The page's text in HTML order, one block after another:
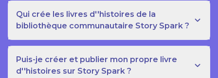
Qui crée les livres d''histoires de la
bibliothèque communautaire Story Spark ?
Puis-je créer et publier mon propre livre
d''histoires sur Story Spark ?